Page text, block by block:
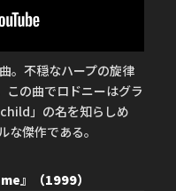
。不穏なハープの旋律
この曲でロドニーはグラ
」の名を知らしめ
傑作である。
』（1999）